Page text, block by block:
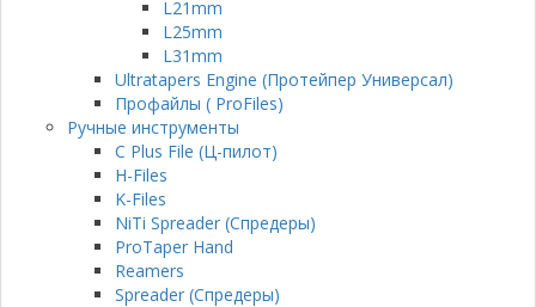
L21mm
L25mm
L31mm
Ultratapers Engine (Протейпер Универсал)
Профайлы ( ProFiles)
Ручные инструменты
C Plus File (Ц-пилот)
H-Files
K-Files
NiTi Spreader (Спредеры)
ProTaper Hand
Reamers
Spreader (Спредеры)